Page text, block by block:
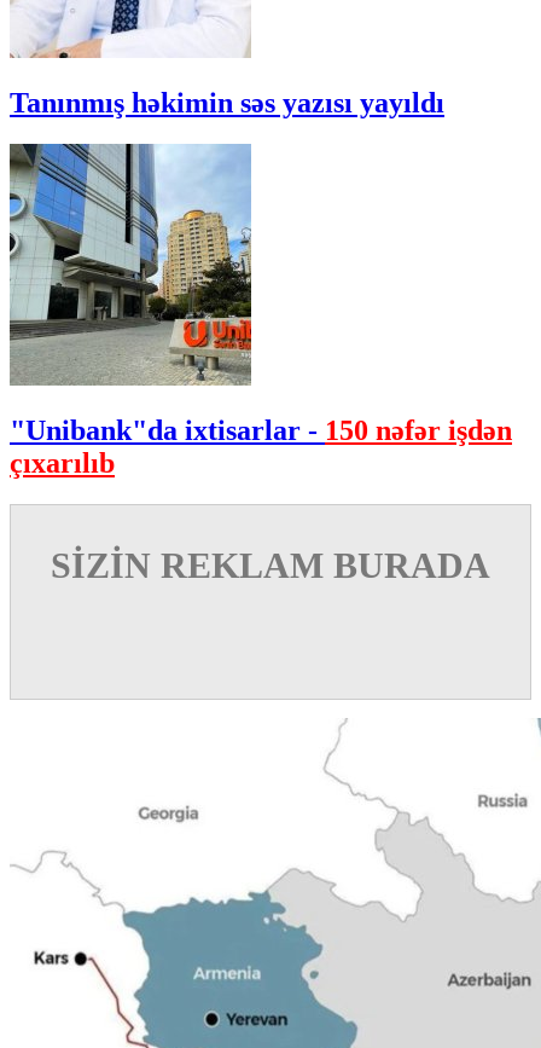
Tanınmış həkimin səs yazısı yayıldı
"Unibank"da ixtisarlar - 150 nəfər işdən
çıxarılıb
SİZİN REKLAM BURADA